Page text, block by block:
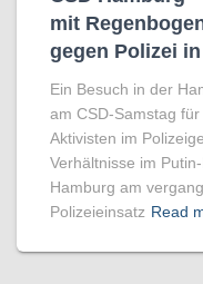
mit
gegen Polizei
Ein Besuch in der
am CSD-Samstag
Aktivisten im
Verhältnisse im
Hamburg am
Polizeieinsatz Read